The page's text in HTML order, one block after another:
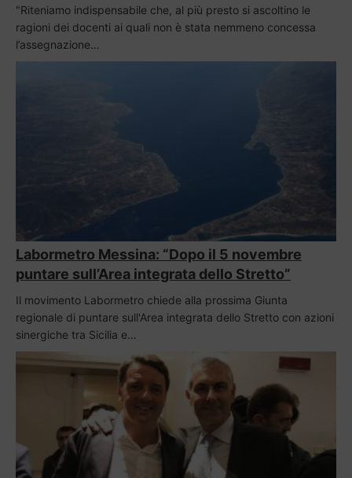
"Riteniamo indispensabile che, al più presto si ascoltino le
ragioni dei docenti ai quali non è stata nemmeno concessa
l’assegnazione…
Labormetro Messina: “Dopo il 5 novembre
puntare sull’Area integrata dello Stretto”
Il movimento Labormetro chiede alla prossima Giunta
regionale di puntare sull'Area integrata dello Stretto con azioni
sinergiche tra Sicilia e…